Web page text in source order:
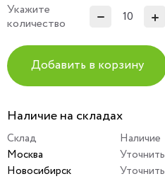
Укажите
количество
Добавить в корзину
Наличие на складах
Склад Наличие
Москва
Уточнить
Новосибирск
Уточнить